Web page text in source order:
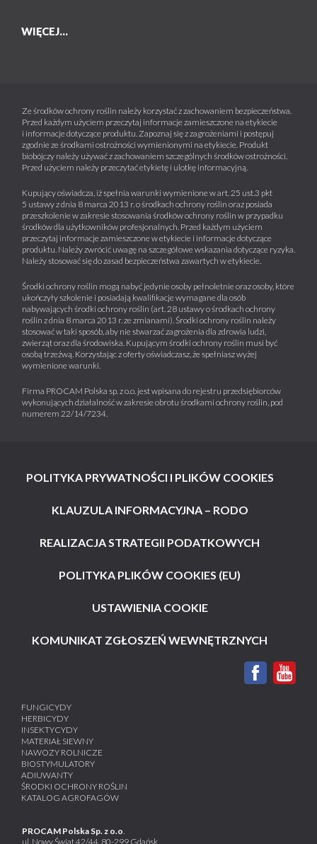
WIĘCEJ...
Ze środków ochrony roślin należy korzystać z zachowaniem bezpieczeństwa.
Przed każdym użyciem przeczytaj informacje zamieszczone na etykiecie
i informacje dotyczące produktu. Zapoznaj się z zagrożeniami i postępuj
zgodnie ze środkami ostrożności wymienionymi na etykiecie. Produkt
biobójczy należy używać z zachowaniem szczególnych środków ostrożności.
Przed użyciem należy przeczytać etykietę i ulotkę informacyjną.
Kupujący oświadcza, iż spełnia warunki wymienione w art. 25 ust.3 pkt
5 ustawy z dnia 8 marca 2013 r. o środkach ochrony roślin oraz posiada
przeszkolenie w zakresie stosowania środków ochrony roślin w przypadku
środków dla użytkowników profesjonalnych. Przed każdym użyciem
przeczytaj informacje zamieszczone w etykiecie i informacje dotyczące
produktu. Należy zwrócić uwagę na szczegółowe wskazania dotyczące ryzyka.
Należy stosować się do zasad bezpieczeństwa zawartych w etykiecie.
Środki ochrony roślin mogą nabyć jedynie osoby pełnoletnie oraz osoby, które
ukończyły szkolenie i posiadają kwalifikacje wymagane dla osób
nabywających środki ochrony roślin (art. 28 ustawy o środkach ochrony
roślin z dnia 8 marca 2013 r. ze zmianami). Środki ochrony roślin należy
stosować w taki sposób, aby nie stwarzać zagrożenia dla zdrowia ludzi,
zwierząt oraz dla środowiska. Kupującym środki ochrony roślin musi być
osobą trzeźwą. Korzystając z oferty oświadczasz, że spełniasz wyżej
wymienione warunki.
Firma PROCAM Polska sp. z o.o. jest wpisana do rejestru przedsiębiorców
wykonujących działalność w zakresie obrotu środkami ochrony roślin, pod
numerem 22/14/7234.
POLITYKA PRYWATNOŚCI I PLIKÓW COOKIES
KLAUZULA INFORMACYJNA – RODO
REALIZACJA STRATEGII PODATKOWYCH
POLITYKA PLIKÓW COOKIES (EU)
USTAWIENIA COOKIE
KOMUNIKAT ZGŁOSZEŃ WEWNĘTRZNYCH
FUNGICYDY
HERBICYDY
INSEKTYCYDY
MATERIAŁ SIEWNY
NAWOZY ROLNICZE
BIOSTYMULATORY
ADIUWANTY
ŚRODKI OCHRONY ROŚLIN
KATALOG AGROFAGÓW
PROCAM Polska Sp. z o.o.
ul. Nowy Świat 42/44, 80-299 Gdańsk